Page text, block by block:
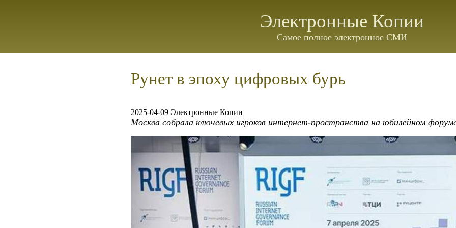
Электронные Копии
Самое полное электронное СМИ
Рунет в эпоху цифровых бурь
2025-04-09 Электронные Копии
Москва собрала ключевых игроков интернет-пространства на юбилейном